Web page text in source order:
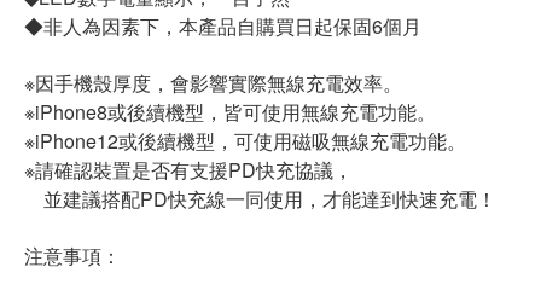
◆非人為因素下，本產品自購買日起保固6個月
※因手機殼厚度，會影響實際無線充電效率。
※iPhone8或後續機型，皆可使用無線充電功能。
※iPhone12或後續機型，可使用磁吸無線充電功能。
※請確認裝置是否有支援PD快充協議，
並建議搭配PD快充線一同使用，才能達到快速充電！
注意事項：